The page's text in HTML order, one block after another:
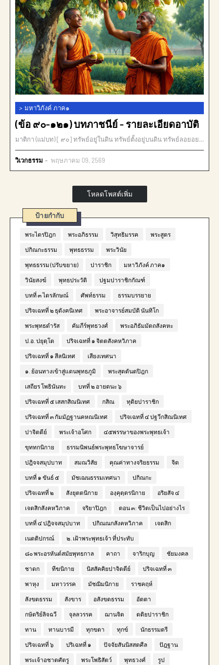
> มหาวิภังค์ ภาค๑
(ข้อ ๙๐-๑๒๑) บทภาชนีย์ - รายละเอียดอาบัติ
มาติกา (แม่บท) [ ๙๐] ทรัพย์อยู่ในดิน ทรัพย์ตั้งอยู่บนดิน ทรัพย์ลอยอย…
วิเวกธรรม พฤษภาคม 09, 2569
โหลดโพสต์เพิ่ม
ป้ายกำกับ
พระไตรปิฎก พระอภิธรรม วิสุทธิมรรค พระสูตร
ปกิณกะธรรม พุทธธรรม พระวินัย
พุทธธรรม (ปรับขยาย) ปาราชิก มหาวิภังค์ ภาค๑
วินัยสงฆ์ พุทธประวัติ ปฐมปาราชิกกัณฑ์
บทที่ ๓ ไตรลักษณ์ ศัพท์ธรรม ธรรมบรรยาย
ปริจเฉทที่ ๒ ธุตังคนิเทศ พระอาจารย์สมบัติ นันทิโก
พระพุทธดำรัส คัมภีร์พุทธวงศ์ พระอภิธัมมัตถสังคหะ
ป.อ. ปยุตฺโต ปริจเฉทที่ ๑ จิตตสังคหวิภาค
ปริจเฉทที่ ๑ สีลนิเทศ เสียงเทศนา
๑. ย้อนทางเข้าสู่แดนพุทธภูมิ พระสุตตันตปิฎก
เสถียร โพธินันทะ บทที่ ๒ อายตนะ ๖
ปริจเฉทที่ ๕ เสสกสิณนิเทศ กสิณ ทุติยปาราชิก
ปริจเฉทที่ ๓ กัมมัฏฐานคหณนิเทศ ปริจเฉทที่ ๔ ปฐวีกสิณนิเทศ
ปาจิตตีย์ พระเจ้าอโศก ๔๕พรรษาของพระพุทธเจ้า
ขุททกนิกาย ธรรมนิพนธ์พระพุทธโฆษาจารย์
ปฎิจจสมุปบาท สมณวิสัย คุณค่าทางจริยธรรม จิต
บทที่ ๑ ขันธ์ ๕ มัชเฌนธรรมเทศนา ปกิณกะ
ปริจเฉทที่ ๒ สังยุตตนิกาย องฺคุตฺตรนิกาย อริยสัจ ๔
เจตสิกสังคหวิภาค จริยาปิฎก ตอน ๓: ชีวิตเป็นไปอย่างไร
บทที่ ๔ ปฎิจจสมุปบาท ปกิณณกสังคหวิภาค เจตสิก
เนตติปกรณ์ ๒. เฝ้าพระพุทธเจ้า ที่ประทับ
๘๐ พระอรหันต์สมัยพุทธกาล คาถา จาริกบุญ ชัยมงคล
ชาดก ทีฆนิกาย นิสสัคคิยปาจิตตีย์ ปริจเฉทที่ ๓
พาหุง มหาวรรค มัชฌิมนิกาย ราชคฤห์
สังขตธรรม สังขาร อสังขตธรรม อัตตา
กษัตริย์ลิจฉวี จุลลวรรค ฌานจิต ตติยปาราชิก
ทาน ทานบารมี ทุกขตา ทุกข์ นักธรรมตรี
ปริจเฉทที่ ๖ ปริเฉทที่ ๑ ปัจจัยสันนิสสตศีล ปัฎฐาน
พระเจ้าอชาตศัตรู พระโพธิสัตว์ พุทธวงศ์ รูป